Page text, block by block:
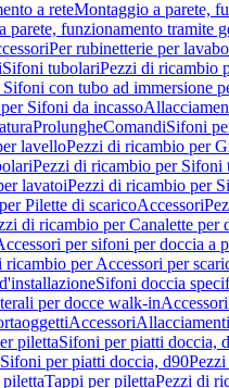
a reteMontaggio a parete,
funzionamento tramite
Per rubinetterie per lavabo
Sifoni tubolariPezzi di ricambio
con tubo ad immersione
Sifoni da incasso
ProlungheComandiSifoni
lavelloPezzi di ricambio per
Pezzi di ricambio per Sifoni
lavatoiPezzi di ricambio per
Pilette di scaricoAccessori
di ricambio per Canalette per
per sifoni per doccia a
ricambio per Accessori per
Sifoni doccia
per docce walk-inAccessori
Accessori
pilettaSifoni per piatti doccia,
Sifoni per piatti doccia, d90
Tappi per pilettaPezzi di